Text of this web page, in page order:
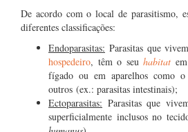
De acordo com o local de parasitismo,
diferentes classificações:
Endoparasitas: Parasitas que
hospedeiro, têm o seuhabitat
fígado ou em aparelhos como
outros (ex.: parasitas intestinais);
Ectoparasitas: Parasitas que
superficialmente inclusos no